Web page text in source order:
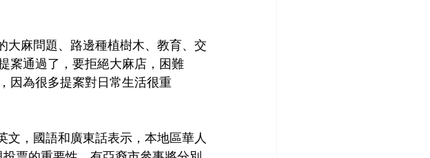
大麻問題、路邊種植樹木、教育、交
䅁通過了，要拒絕大麻店，困難
因為很多提䅁對日常生活很重
，國語和廣東話表示，本地區華人